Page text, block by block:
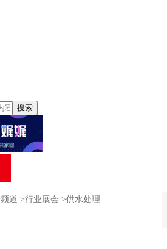
搜索
道 >行业展会 >供水处理